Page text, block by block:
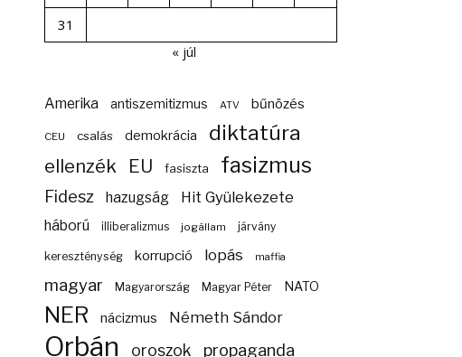
31
« júl
Amerika antiszemitizmus ATV bűnözés
CEU csalás demokrácia diktatúra
ellenzék EU fasiszta fasizmus
Fidesz hazugság Hit Gyülekezete
háború illiberalizmus jogállam járvány
kereszténység korrupció lopás maffia
magyar Magyarország Magyar Péter NATO
NER nácizmus Németh Sándor
Orbán oroszok propaganda